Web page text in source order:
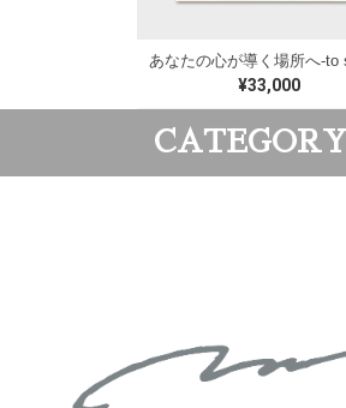
¥33,000
CATEGORY
FRAME ART CANVAS ART